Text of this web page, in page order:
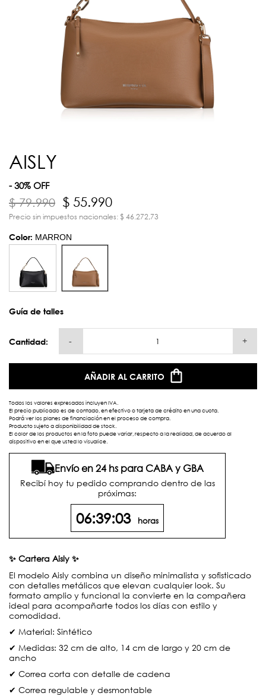
AISLY
- 30% OFF
$ 79.990 $ 55.990
Precio sin impuestos nacionales: $ 46.272,73
Color: MARRON
Guía de talles
Cantidad: - +
AÑADIR AL CARRITO
Todos los valores expresados incluyen IVA.
El precio publicado es de contado, en efectivo o tarjeta de crédito en una cuota.
Podrá ver los planes de financiación en el proceso de compra.
Producto sujeto a disponibilidad de stock.
El color de los productos en la foto puede variar, respecto a la realidad, de acuerdo al
dispositivo en el que usted lo visualice.
Envío en 24 hs para CABA y GBA
Recibí hoy tu pedido comprando dentro de las
próximas:
06:39:02 horas
✨ Cartera Aisly ✨
El modelo Aisly combina un diseño minimalista y sofisticado
con detalles metálicos que elevan cualquier look. Su
formato amplio y funcional la convierte en la compañera
ideal para acompañarte todos los días con estilo y
comodidad.
✔ Material: Sintético
✔ Medidas: 32 cm de alto, 14 cm de largo y 20 cm de
ancho
✔ Correa corta con detalle de cadena
✔ Correa regulable y desmontable